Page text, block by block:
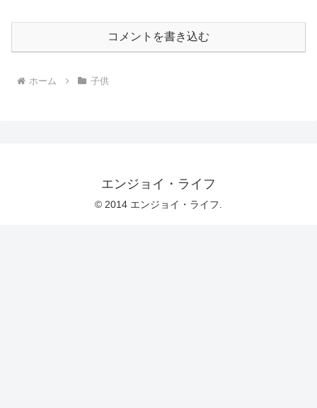
コメントを書き込む
ホーム 子供
エンジョイ・ライフ
© 2014 エンジョイ・ライフ.